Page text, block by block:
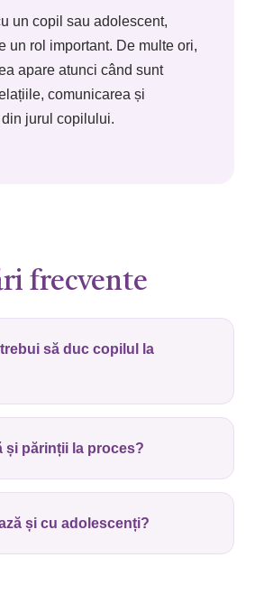
un copil sau adolescent,
un rol important. De multe ori,
apare atunci când sunt
comunicarea și
jurul copilului.
frecvente
să duc copilul la
și părinții la proces?
și cu adolescenți?